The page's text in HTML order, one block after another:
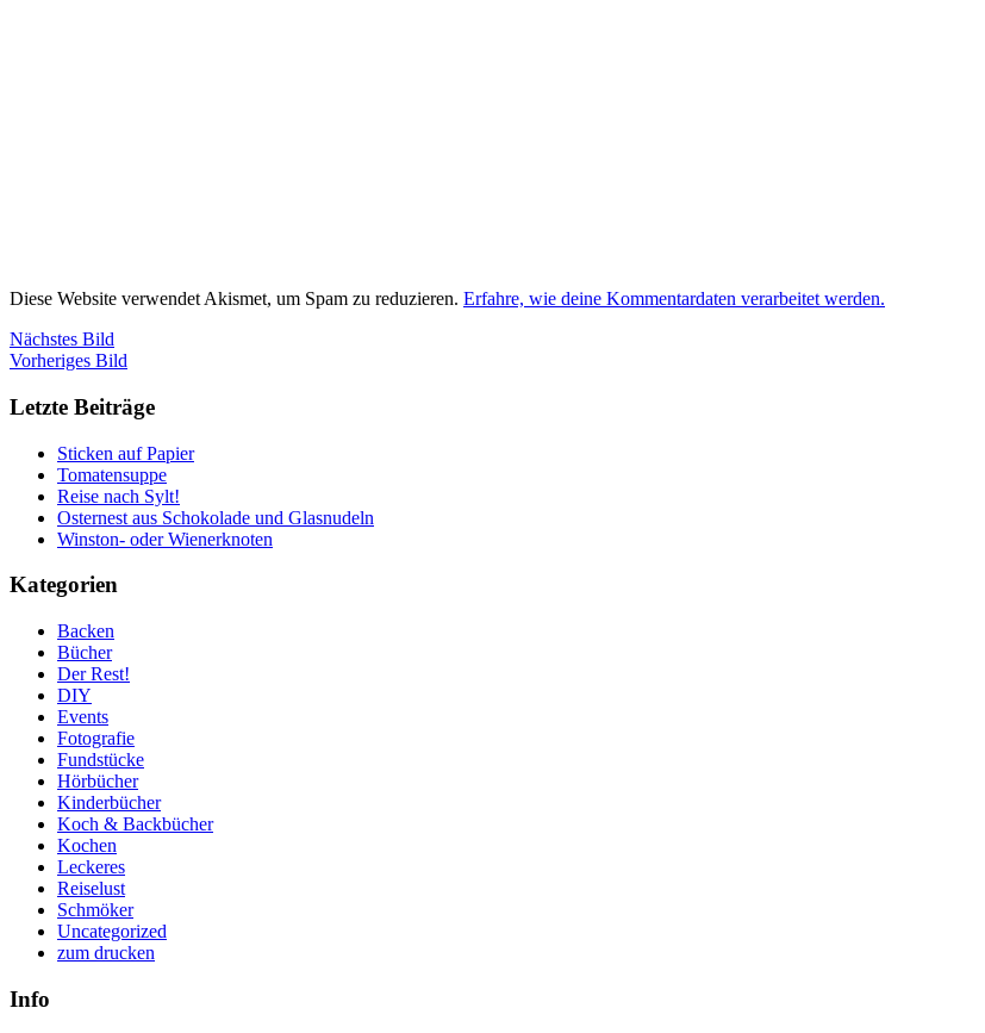
Diese Website verwendet Akismet, um Spam zu reduzieren. Erfahre, wie deine Kommentardaten verarbeitet werden.
Nächstes Bild
Vorheriges Bild
Letzte Beiträge
Sticken auf Papier
Tomatensuppe
Reise nach Sylt!
Osternest aus Schokolade und Glasnudeln
Winston- oder Wienerknoten
Kategorien
Backen
Bücher
Der Rest!
DIY
Events
Fotografie
Fundstücke
Hörbücher
Kinderbücher
Koch & Backbücher
Kochen
Leckeres
Reiselust
Schmöker
Uncategorized
zum drucken
Info